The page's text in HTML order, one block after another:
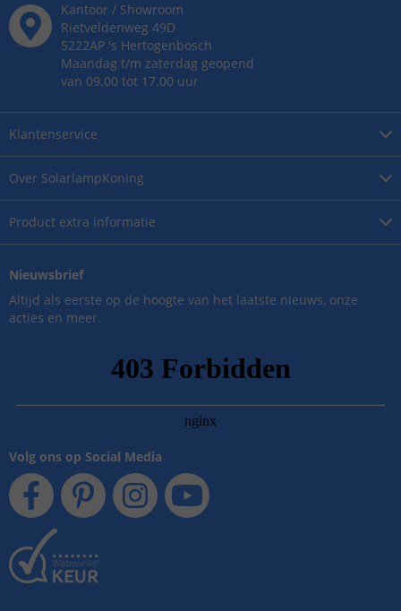
Over SolarlampKoning
Product extra informatie
Klantenservice
Kantoor / Showroom
Rietveldenweg 49D
5222AP 's Hertogenbosch
Maandag t/m zaterdag geopend
van 09.00 tot 17.00 uur
Nieuwsbrief
Altijd als eerste op de hoogte van het laatste nieuws, onze
acties en meer.
Volg ons op Social Media